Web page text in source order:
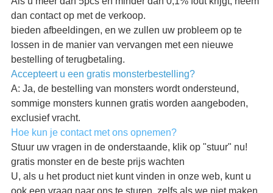
dan contact op met de verkoop.
bieden afbeeldingen, en we zullen uw probleem op te
lossen in de manier van vervangen met een nieuwe
bestelling of terugbetaling.
Accepteert u een gratis monsterbestelling?
A: Ja, de bestelling van monsters wordt ondersteund,
sommige monsters kunnen gratis worden aangeboden,
exclusief vracht.
Hoe kun je contact met ons opnemen?
Stuur uw vragen in de onderstaande, klik op "stuur" nu!
gratis monster en de beste prijs wachten
U, als u het product niet kunt vinden in onze web, kunt u
ook een vraag naar ons te sturen, zelfs als we niet maken